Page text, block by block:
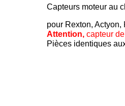
Capteurs moteur au
pour Rexton,
Attention, capteur
Pièces identiques